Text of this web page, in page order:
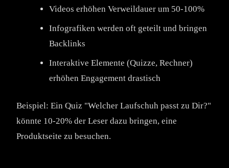
Videos erhöhen Verweildauer um 50-100%
Infografiken werden oft geteilt und bringen
Backlinks
Interaktive Elemente (Quizze, Rechner)
erhöhen Engagement drastisch
Beispiel: Ein Quiz "Welcher Laufschuh passt zu Dir?"
könnte 10-20% der Leser dazu bringen, eine
Produktseite zu besuchen.